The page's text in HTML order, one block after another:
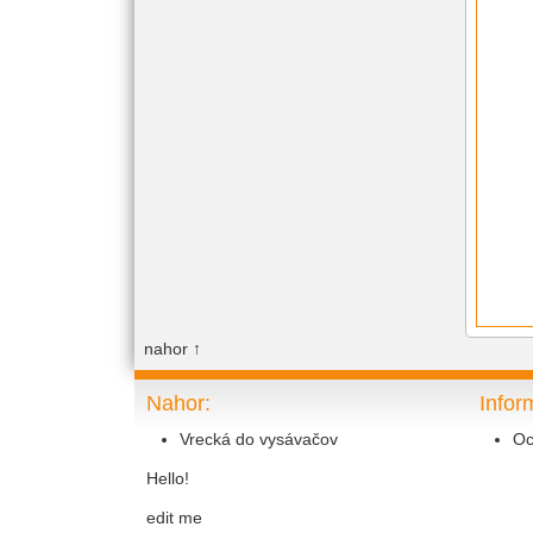
nahor↑
Nahor:
Vrecká do vysávačov
Hello!
edit me